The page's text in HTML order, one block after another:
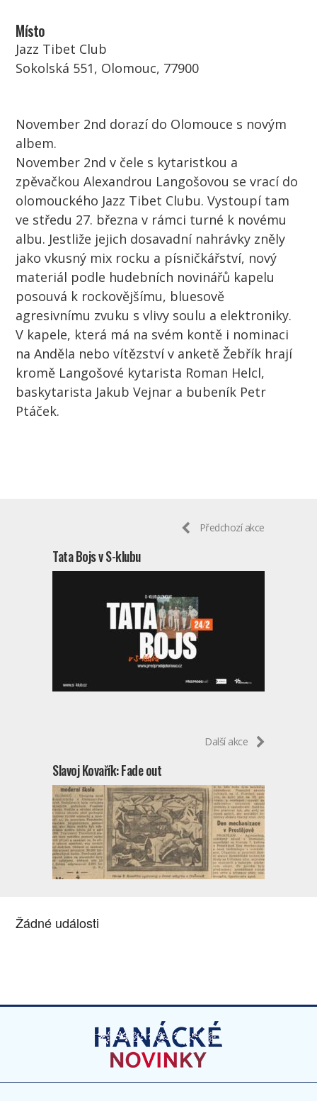
Místo
Jazz Tibet Club
Sokolská 551, Olomouc, 77900
November 2nd dorazí do Olomouce s novým
albem.
November 2nd v čele s kytaristkou a
zpěvačkou Alexandrou Langošovou se vrací do
olomouckého Jazz Tibet Clubu. Vystoupí tam
ve středu 27. března v rámci turné k novému
albu. Jestliže jejich dosavadní nahrávky zněly
jako vkusný mix rocku a písničkářství, nový
materiál podle hudebních novinářů kapelu
posouvá k rockovějšímu, bluesově
agresivnímu zvuku s vlivy soulu a elektroniky.
V kapele, která má na svém kontě i nominaci
na Anděla nebo vítězství v anketě Žebřík hrají
kromě Langošové kytarista Roman Helcl,
baskytarista Jakub Vejnar a bubeník Petr
Ptáček.
Předchozí akce
Tata Bojs v S-klubu
Další akce
Slavoj Kovařík: Fade out
Žádné události